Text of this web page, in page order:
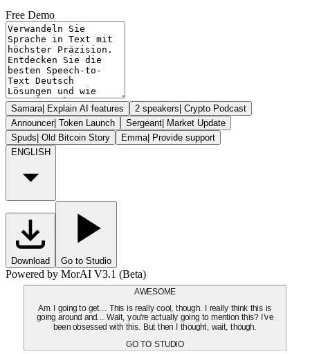
Free Demo
Samara| Explain AI features 2 speakers| Crypto Podcast
Announcer| Token Launch Sergeant| Market Update
Spuds| Old Bitcoin Story Emma| Provide support
ENGLISH
Download Go to Studio
Powered by MorAI V3.1 (Beta)
AWESOME
Am I going to get... This is really cool, though. I really think this is
going around and... Wait, you're actually going to mention this? I've
been obsessed with this. But then I thought, wait, though.
GO TO STUDIO